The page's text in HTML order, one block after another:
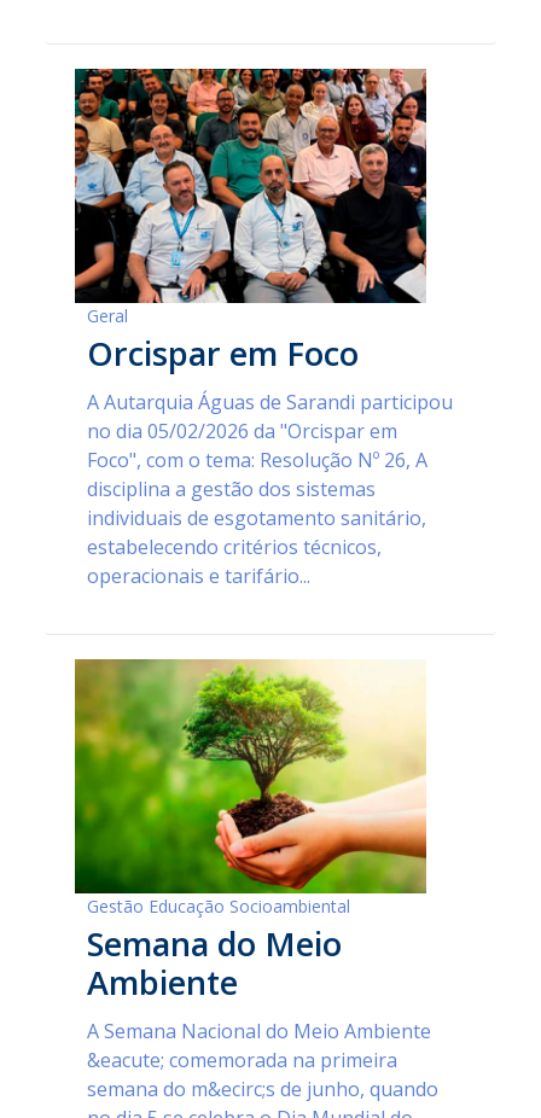
Geral
Orcispar em Foco
A Autarquia Águas de Sarandi participou
no dia 05/02/2026 da "Orcispar em
Foco", com o tema: Resolução Nº 26, A
disciplina a gestão dos sistemas
individuais de esgotamento sanitário,
estabelecendo critérios técnicos,
operacionais e tarifário...
Gestão Educação Socioambiental
Semana do Meio
Ambiente
A Semana Nacional do Meio Ambiente
&eacute; comemorada na primeira
semana do m&ecirc;s de junho, quando